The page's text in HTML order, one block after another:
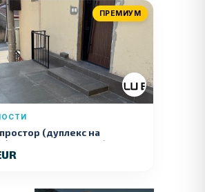
ПРЕМИУМ
(дуплекс на
– Ул. Стојан Арсов бр. 1,